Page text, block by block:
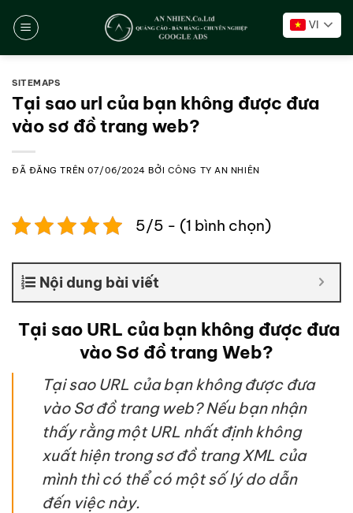
đến
VI
SITEMAPS
Tại sao url của bạn không được đưa
vào sơ đồ trang web?
ĐÃ ĐĂNG TRÊN07/06/2024 BỞI CÔNG TY AN NHIÊN
5/5 - (1 bình chọn)
Nội dung bài viết
Tại sao URL của bạn không được đưa
vào Sơ đồ trang Web?
Tại sao URL của bạn không được đưa
vào Sơ đồ trang web? Nếu bạn nhận
thấy rằng một URL nhất định không
xuất hiện trong sơ đồ trang XML của
mình thì có thể có một số lý do dẫn
đến việc này.